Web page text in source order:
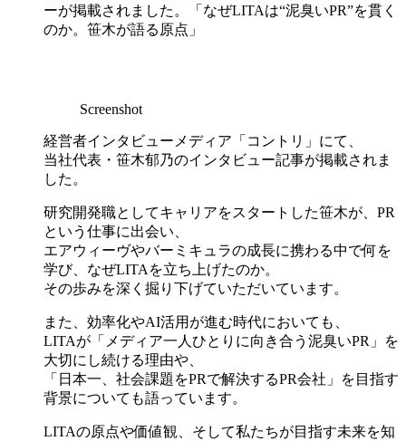
ーが掲載されました。「なぜLITAは“泥臭いPR”を貫く
のか。笹木が語る原点」
Screenshot
経営者インタビューメディア「コントリ」にて、
当社代表・笹木郁乃のインタビュー記事が掲載されま
した。
研究開発職としてキャリアをスタートした笹木が、PR
という仕事に出会い、
エアウィーヴやバーミキュラの成長に携わる中で何を
学び、なぜLITAを立ち上げたのか。
その歩みを深く掘り下げていただいています。
また、効率化やAI活用が進む時代においても、
LITAが「メディア一人ひとりに向き合う泥臭いPR」を
大切にし続ける理由や、
「日本一、社会課題をPRで解決するPR会社」を目指す
背景についても語っています。
LITAの原点や価値観、そして私たちが目指す未来を知